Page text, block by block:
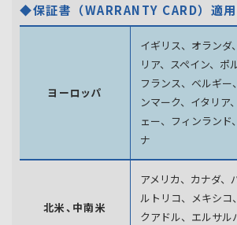
◆保証書（WARRANTY CARD）適
ヨーロッパ
イギリス、オランダ
リア、スペイン、 ポ
フランス、ベルギー
ンマーク、イタリア
ェー、フィンランド、
ナ
北米、中南米
アメリカ、カナダ、
ルトリコ、メキシコ、
クアドル、エルサル